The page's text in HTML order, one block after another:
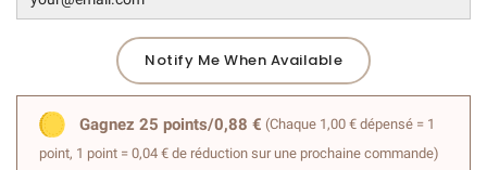
Notify Me When Available
Gagnez 25 points/0,88 € (Chaque 1,00 € dépensé = 1
point, 1 point = 0,04 € de réduction sur une prochaine commande)